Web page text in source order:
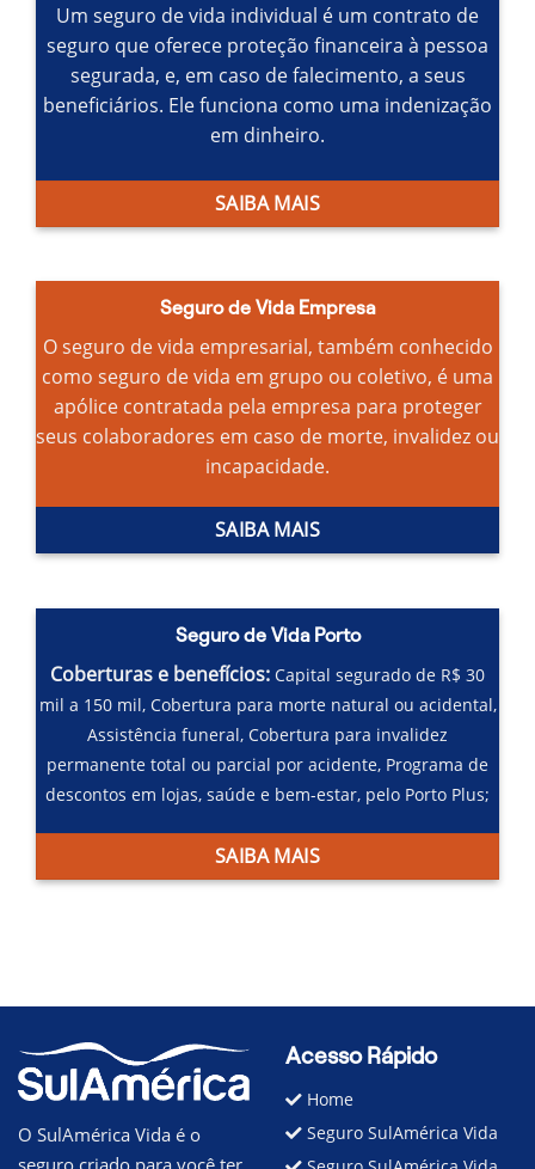
Um seguro de vida individual é um contrato de
seguro que oferece proteção financeira à pessoa
segurada, e, em caso de falecimento, a seus
beneficiários. Ele funciona como uma indenização
em dinheiro.
SAIBA MAIS
Seguro de Vida Empresa
O seguro de vida empresarial, também conhecido
como seguro de vida em grupo ou coletivo, é uma
apólice contratada pela empresa para proteger
seus colaboradores em caso de morte, invalidez ou
incapacidade.
SAIBA MAIS
Seguro de Vida Porto
Coberturas e benefícios: Capital segurado de R$ 30
mil a 150 mil, Cobertura para morte natural ou acidental,
Assistência funeral,Cobertura para invalidez
permanente total ou parcial por acidente, Programa de
descontos em lojas, saúde e bem-estar, pelo Porto Plus;
SAIBA MAIS
O SulAmérica Vida é o
seguro criado para você ter
Acesso Rápido
Home
Seguro SulAmérica Vida